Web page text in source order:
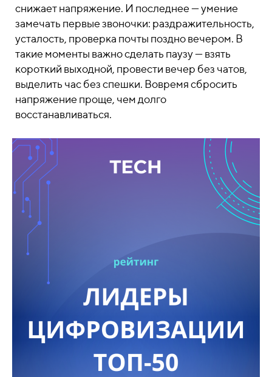
снижает напряжение. И последнее — умение
замечать первые звоночки: раздражительность,
усталость, проверка почты поздно вечером. В
такие моменты важно сделать паузу — взять
короткий выходной, провести вечер без чатов,
выделить час без спешки. Вовремя сбросить
напряжение проще, чем долго
восстанавливаться.